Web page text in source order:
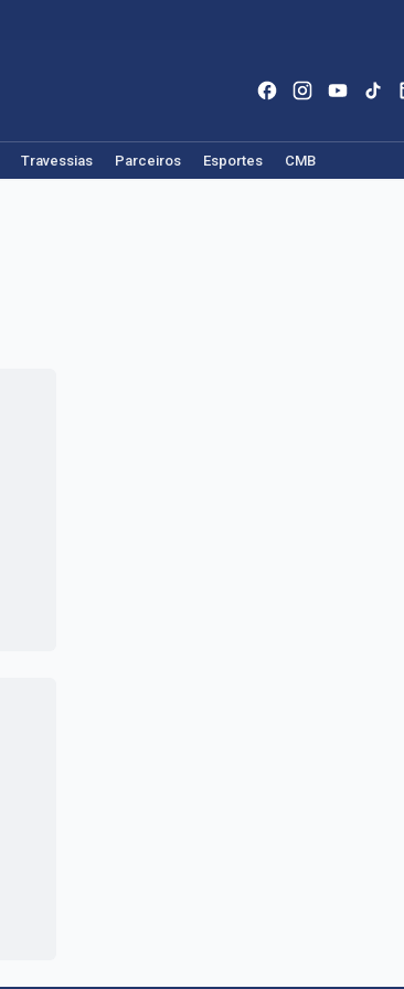
Travessias Parceiros Esportes CMB